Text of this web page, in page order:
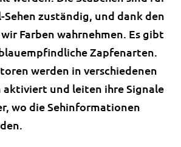
Sehen zuständig, und dank den
Farben wahrnehmen. Es gibt
Zapfenarten.
werden in verschiedenen
und leiten ihre Signale
wo die Sehinformationen